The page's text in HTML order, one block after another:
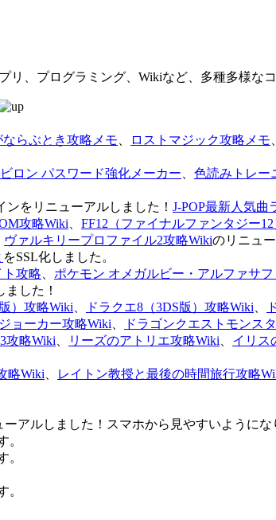
、プログラミング、Wikiなど、多種多様な
らぶとき攻略メモ ロストマジック攻略メモ
ロン パスワード強化メーカー 色読みトレー
をリニューアルしました！ J-POP最新人気曲
攻略Wiki FF12（ファイナルファンタジー
ヴァルキリープロファイル2攻略Wikiのリニュ
をSSL化しました。
攻略 ポケモン オメガルビー・アルファサ
した！
）攻略Wiki ドラクエ8（3DS版）攻略Wiki
ョーカー攻略Wiki ドラゴンクエストモンス
攻略Wiki リーズのアトリエ攻略Wiki イリス
略Wiki レイトン教授と最後の時間旅行攻略
ーアルしました！スマホから見やすいようにな
。
。
。